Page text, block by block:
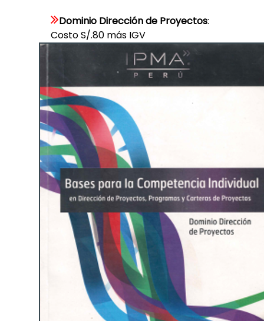
Dominio Dirección de Proyectos:
Costo S/.80 más IGV